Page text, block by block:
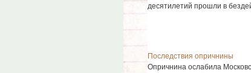
десятилетий прошли в
Последствия опричнины
Опричнина ослабила